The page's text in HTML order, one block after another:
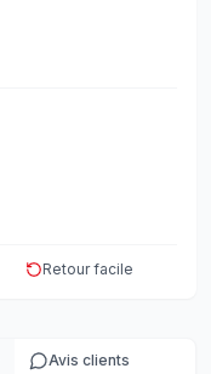
Retour facile
Avis clients